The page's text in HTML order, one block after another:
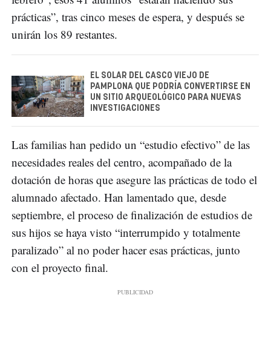
prácticas”, tras cinco meses de espera, y después se
unirán los 89 restantes.
EL SOLAR DEL CASCO VIEJO DE
PAMPLONA QUE PODRÍA CONVERTIRSE EN
UN SITIO ARQUEOLÓGICO PARA NUEVAS
INVESTIGACIONES
Las familias han pedido un “estudio efectivo” de las
necesidades reales del centro, acompañado de la
dotación de horas que asegure las prácticas de todo el
alumnado afectado. Han lamentado que, desde
septiembre, el proceso de finalización de estudios de
sus hijos se haya visto “interrumpido y totalmente
paralizado” al no poder hacer esas prácticas, junto
con el proyecto final.